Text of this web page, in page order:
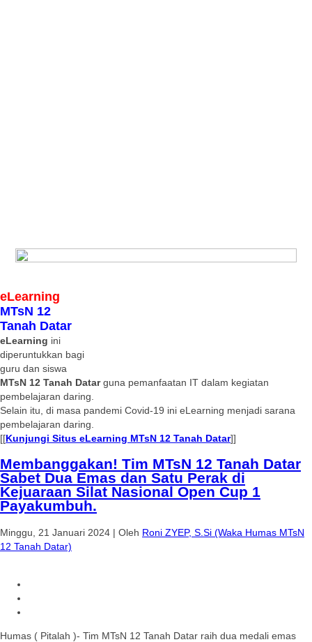
eLearning
MTsN 12
Tanah Datar
eLearning ini
diperuntukkan bagi
guru dan siswa
MTsN 12 Tanah Datarguna pemanfaatan IT dalam kegiatan
pembelajaran daring.
Selain itu, di masa pandemi Covid-19 ini eLearning menjadi sarana
pembelajaran daring.
[[Kunjungi Situs eLearning MTsN 12 Tanah Datar]]
Membanggakan! Tim MTsN 12 Tanah Datar
Sabet Dua Emas dan Satu Perak di
Kejuaraan Silat Nasional Open Cup 1
Payakumbuh.
Minggu, 21 Januari 2024 | Oleh Roni ZYEP, S.Si (Waka Humas MTsN
12 Tanah Datar)
Humas ( Pitalah )- Tim MTsN 12 Tanah Datar raih dua medali emas